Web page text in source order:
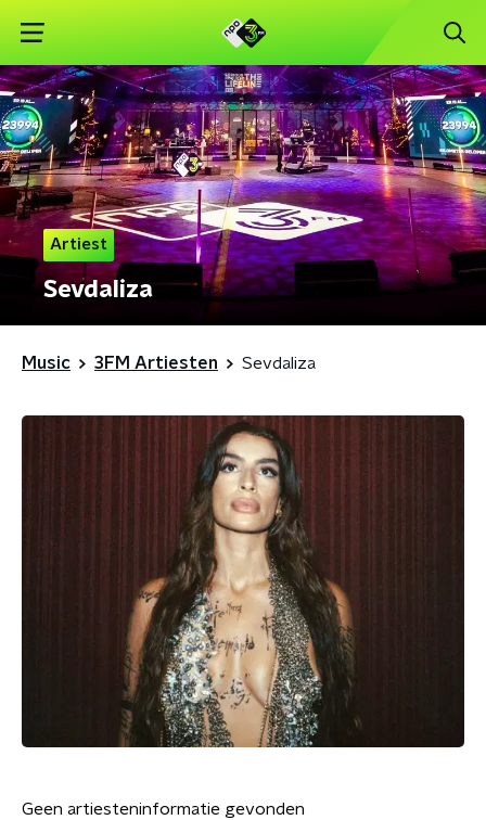
Artiest
Sevdaliza
Music 3FM Artiesten Sevdaliza
Geen artiesteninformatie gevonden